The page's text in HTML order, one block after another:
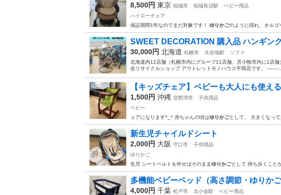
8,500円 東京 稲城市 稲城長沼駅
ベビー用品
ハイローチェア
保証期間1年なのでまだ対象です！ ゆりかごのように揺れ、オルゴ
SWEET DECORATION 購入品 ハンギン
30,000円 北海道 札幌市 大谷地駅
ソファ
北海道内12店舗（札幌市内にグループ11店舗、苫小牧市内に1
合リサイクルショップ アウトレットモノハウス平岡店です。 -------...
【キッズチェア】ベビーも大人にも使え
1,500円 沖縄 宜野湾市
子供用品
ベビー
ェアになります^_^ 赤ちゃんの頃はゆりかごとして、 大きくなっ
新生児チャイルドシート
2,000円 大阪 守口市
子供用品
ゆりかご
生児 シートベルトを外せばそのままゆりかごとして 持ち歩くこと
多機能ベビーベッド（高さ調節・ゆりか
4,000円 千葉 松戸市 北小金駅
ベビー用品